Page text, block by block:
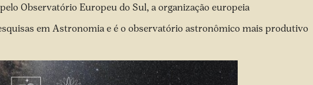
Observatório Europeu do Sul, a organização europeia
em Astronomia e é o observatório astronômico mais produtivo